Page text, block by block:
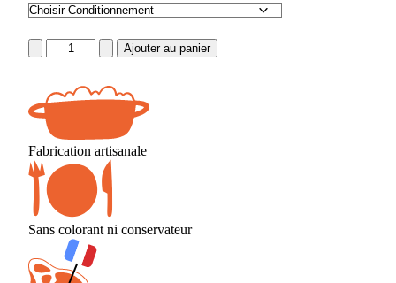
quantité
de
aux
baies
Ajouter au panier
Fabrication artisanale
Sans colorant ni conservateur